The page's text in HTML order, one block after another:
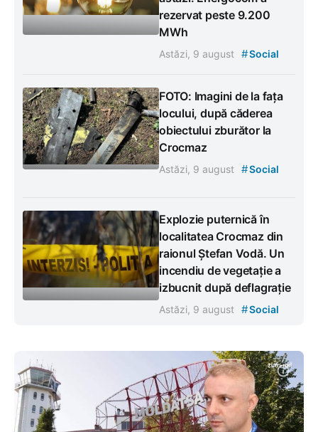
rezervat peste 9.200
MWh
Astăzi, 9 august #Social
FOTO: Imagini de la fața
locului, după căderea
obiectului zburător la
Crocmaz
Astăzi, 9 august #Social
Explozie puternică în
localitatea Crocmaz din
raionul Ștefan Vodă. Un
incendiu de vegetație a
izbucnit după deflagrație
Astăzi, 9 august #Social